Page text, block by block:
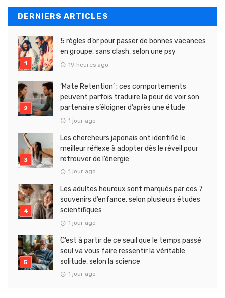
DERNIERS ARTICLES
5 règles d’or pour passer de bonnes vacances
en groupe, sans clash, selon une psy
19 heures ago
‘Mate Retention’ : ces comportements
peuvent parfois traduire la peur de voir son
partenaire s’éloigner d’après une étude
1 jour ago
Les chercheurs japonais ont identifié le
meilleur réflexe à adopter dès le réveil pour
retrouver de l’énergie
1 jour ago
Les adultes heureux sont marqués par ces 7
souvenirs d’enfance, selon plusieurs études
scientifiques
1 jour ago
C’est à partir de ce seuil que le temps passé
seul va vous faire ressentir la véritable
solitude, selon la science
1 jour ago